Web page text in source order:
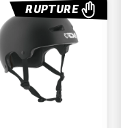
RUPTURE